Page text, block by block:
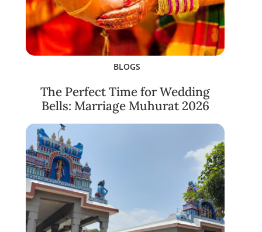
BLOGS
The Perfect Time for Wedding
Bells: Marriage Muhurat 2026